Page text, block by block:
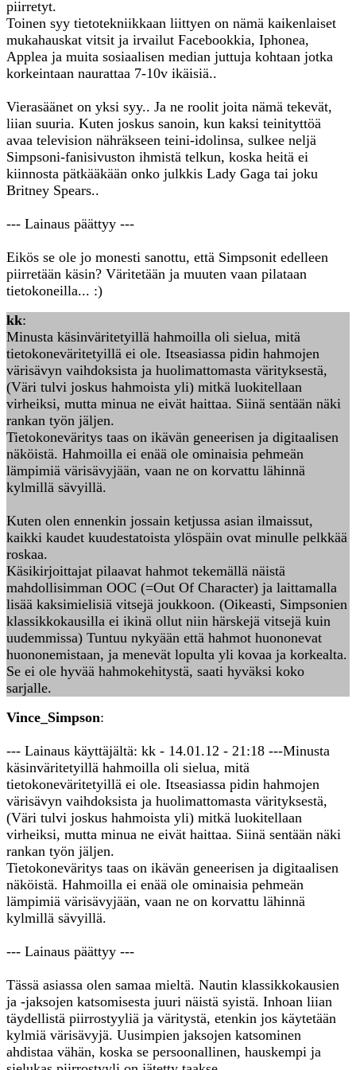
piirretyt.
Toinen syy tietotekniikkaan liittyen on nämä kaikenlaiset
mukahauskat vitsit ja irvailut Facebookkia, Iphonea,
Applea ja muita sosiaalisen median juttuja kohtaan jotka
korkeintaan naurattaa 7-10v ikäisiä..
Vierasäänet on yksi syy.. Ja ne roolit joita nämä tekevät,
liian suuria. Kuten joskus sanoin, kun kaksi teinityttöä
avaa television nähräkseen teini-idolinsa, sulkee neljä
Simpsoni-fanisivuston ihmistä telkun, koska heitä ei
kiinnosta pätkääkään onko julkkis Lady Gaga tai joku
Britney Spears..
--- Lainaus päättyy ---
Eikös se ole jo monesti sanottu, että Simpsonit edelleen
piirretään käsin? Väritetään ja muuten vaan pilataan
tietokoneilla... :)
kk:
Minusta käsinväritetyillä hahmoilla oli sielua, mitä
tietokoneväritetyillä ei ole. Itseasiassa pidin hahmojen
värisävyn vaihdoksista ja huolimattomasta värityksestä,
(Väri tulvi joskus hahmoista yli) mitkä luokitellaan
virheiksi, mutta minua ne eivät haittaa. Siinä sentään näki
rankan työn jäljen.
Tietokoneväritys taas on ikävän geneerisen ja digitaalisen
näköistä. Hahmoilla ei enää ole ominaisia pehmeän
lämpimiä värisävyjään, vaan ne on korvattu lähinnä
kylmillä sävyillä.
Kuten olen ennenkin jossain ketjussa asian ilmaissut,
kaikki kaudet kuudestatoista ylöspäin ovat minulle pelkkää
roskaa.
Käsikirjoittajat pilaavat hahmot tekemällä näistä
mahdollisimman OOC (=Out Of Character) ja laittamalla
lisää kaksimielisiä vitsejä joukkoon. (Oikeasti, Simpsonien
klassikkokausilla ei ikinä ollut niin härskejä vitsejä kuin
uudemmissa) Tuntuu nykyään että hahmot huononevat
huononemistaan, ja menevät lopulta yli kovaa ja korkealta.
Se ei ole hyvää hahmokehitystä, saati hyväksi koko
sarjalle.
Vince_Simpson:
--- Lainaus käyttäjältä: kk - 14.01.12 - 21:18 ---Minusta
käsinväritetyillä hahmoilla oli sielua, mitä
tietokoneväritetyillä ei ole. Itseasiassa pidin hahmojen
värisävyn vaihdoksista ja huolimattomasta värityksestä,
(Väri tulvi joskus hahmoista yli) mitkä luokitellaan
virheiksi, mutta minua ne eivät haittaa. Siinä sentään näki
rankan työn jäljen.
Tietokoneväritys taas on ikävän geneerisen ja digitaalisen
näköistä. Hahmoilla ei enää ole ominaisia pehmeän
lämpimiä värisävyjään, vaan ne on korvattu lähinnä
kylmillä sävyillä.
--- Lainaus päättyy ---
Tässä asiassa olen samaa mieltä. Nautin klassikkokausien
ja -jaksojen katsomisesta juuri näistä syistä. Inhoan liian
täydellistä piirrostyyliä ja väritystä, etenkin jos käytetään
kylmiä värisävyjä. Uusimpien jaksojen katsominen
ahdistaa vähän, koska se persoonallinen, hauskempi ja